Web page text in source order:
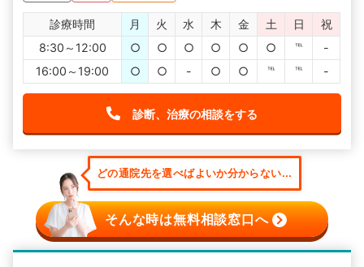
診療時間 月 火 水 木 金 土 日
祝
8:30～12:00
○ ○ ○ ○ ○ ○ ℡
-
16:00～19:00
○ ○ - ○ ○ ℡ ℡ -
診断、治療の相談をする
どの通院先を選べばよいか分からない...
そんな時は無料相談窓口へ